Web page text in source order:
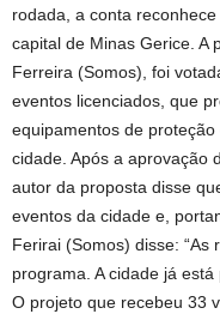
rodada, a conta
capital de Minas Gerice. A
Ferreira (Somos), foi
eventos licenciados, que
equipamentos de
cidade. Após a aprovação
autor da proposta disse
eventos da cidade e,
Ferirai (Somos) disse:
programa. A cidade já
O projeto que recebeu 33